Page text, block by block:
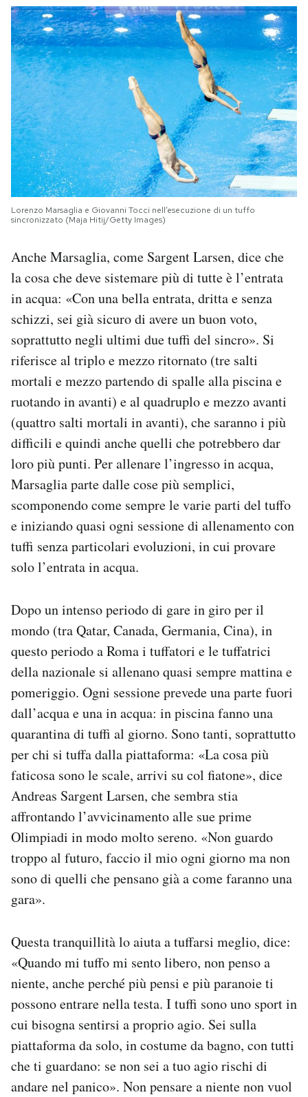
Lorenzo Marsaglia e Giovanni Tocci nell’esecuzione di un tuffo
sincronizzato (Maja Hitij/Getty Images)
Anche Marsaglia, come Sargent Larsen, dice che
la cosa che deve sistemare più di tutte è l’entrata
in acqua: «Con una bella entrata, dritta e senza
schizzi, sei già sicuro di avere un buon voto,
soprattutto negli ultimi due tuffi del sincro». Si
riferisce al triplo e mezzo ritornato (tre salti
mortali e mezzo partendo di spalle alla piscina e
ruotando in avanti) e al quadruplo e mezzo avanti
(quattro salti mortali in avanti), che saranno i più
difficili e quindi anche quelli che potrebbero dar
loro più punti. Per allenare l’ingresso in acqua,
Marsaglia parte dalle cose più semplici,
scomponendo come sempre le varie parti del tuffo
e iniziando quasi ogni sessione di allenamento con
tuffi senza particolari evoluzioni, in cui provare
solo l’entrata in acqua.
Dopo un intenso periodo di gare in giro per il
mondo (tra Qatar, Canada, Germania, Cina), in
questo periodo a Roma i tuffatori e le tuffatrici
della nazionale si allenano quasi sempre mattina e
pomeriggio. Ogni sessione prevede una parte fuori
dall’acqua e una in acqua: in piscina fanno una
quarantina di tuffi al giorno. Sono tanti, soprattutto
per chi si tuffa dalla piattaforma: «La cosa più
faticosa sono le scale, arrivi su col fiatone», dice
Andreas Sargent Larsen, che sembra stia
affrontando l’avvicinamento alle sue prime
Olimpiadi in modo molto sereno. «Non guardo
troppo al futuro, faccio il mio ogni giorno ma non
sono di quelli che pensano già a come faranno una
gara».
Questa tranquillità lo aiuta a tuffarsi meglio, dice:
«Quando mi tuffo mi sento libero, non penso a
niente, anche perché più pensi e più paranoie ti
possono entrare nella testa. I tuffi sono uno sport in
cui bisogna sentirsi a proprio agio. Sei sulla
piattaforma da solo, in costume da bagno, con tutti
che ti guardano: se non sei a tuo agio rischi di
andare nel panico». Non pensare a niente non vuol